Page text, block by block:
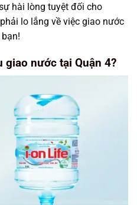
hài lòng tuyệt đối cho
lo lắng về việc giao nước
giao nước tại Quận 4?